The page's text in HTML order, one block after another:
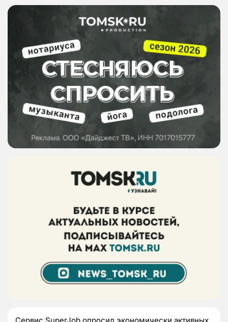
Сервис SuperJob опросил экономически активных